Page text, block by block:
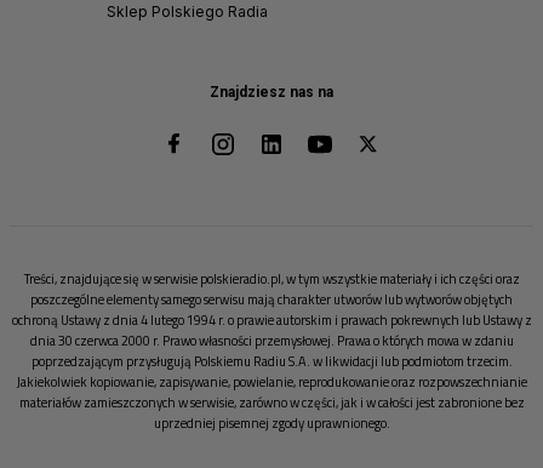
Znajdziesz nas na
Sklep Polskiego Radia
Treści, znajdujące się w serwisie polskieradio.pl, w tym wszystkie materiały i ich części oraz
poszczególne elementy samego serwisu mają charakter utworów lub wytworów objętych
ochroną Ustawy z dnia 4 lutego 1994 r. o prawie autorskim i prawach pokrewnych lub Ustawy z
dnia 30 czerwca 2000 r. Prawo własności przemysłowej. Prawa o których mowa w zdaniu
poprzedzającym przysługują Polskiemu Radiu S.A. w likwidacji lub podmiotom trzecim.
Jakiekolwiek kopiowanie, zapisywanie, powielanie, reprodukowanie oraz rozpowszechnianie
materiałów zamieszczonych w serwisie, zarówno w części, jak i w całości jest zabronione bez
uprzedniej pisemnej zgody uprawnionego.